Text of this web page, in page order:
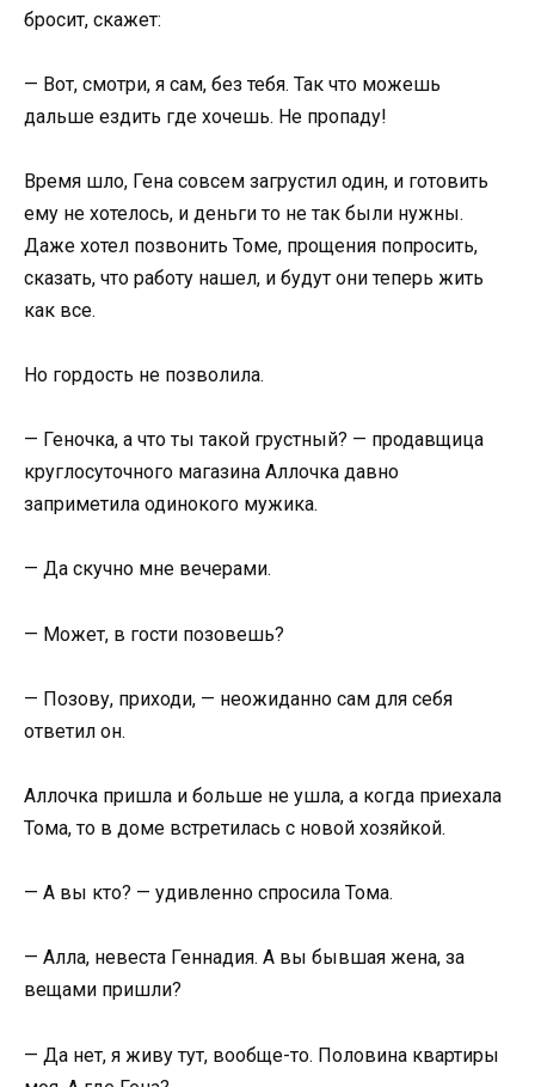
бросит, скажет:
— Вот, смотри, я сам, без тебя. Так что можешь
дальше ездить где хочешь. Не пропаду!
Время шло, Гена совсем загрустил один, и готовить
ему не хотелось, и деньги то не так были нужны.
Даже хотел позвонить Томе, прощения попросить,
сказать, что работу нашел, и будут они теперь жить
как все.
Но гордость не позволила.
— Геночка, а что ты такой грустный? — продавщица
круглосуточного магазина Аллочка давно
заприметила одинокого мужика.
— Да скучно мне вечерами.
— Может, в гости позовешь?
— Позову, приходи, — неожиданно сам для себя
ответил он.
Аллочка пришла и больше не ушла, а когда приехала
Тома, то в доме встретилась с новой хозяйкой.
— А вы кто? — удивленно спросила Тома.
— Алла, невеста Геннадия. А вы бывшая жена, за
вещами пришли?
— Да нет, я живу тут, вообще-то. Половина квартиры